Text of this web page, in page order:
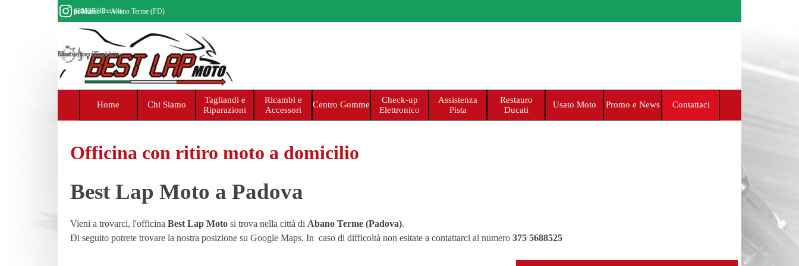
Salta menù
Home Chi Siamo
Tagliandi e
Riparazioni
Ricambi e
Accessori
Centro Gomme
Check-up
Elettronico
Assistenza
Pista
Restauro
Ducati
Usato Moto Promo e News Contattaci
Meccanico Esperto
Preventivo Gratuito
Consegna Rapida
Via San Marco 3 - Abano Terme (PD)
375 5688525
bestlap.moto@libero.it
Officina con ritiro moto a domicilio
Best Lap Moto a Padova
Vieni a trovarci, l'officina Best Lap Motosi trova nella città di Abano Terme (Padova).
Di seguito potrete trovare la nostra posizione su Google Maps. In caso di difficoltà non esitate a contattarci al numero 375 5688525